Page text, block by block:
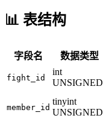
📊 表结构
字段名 数据类型
fight_id
int
UNSIGNED
member_id
tinyint
UNSIGNED